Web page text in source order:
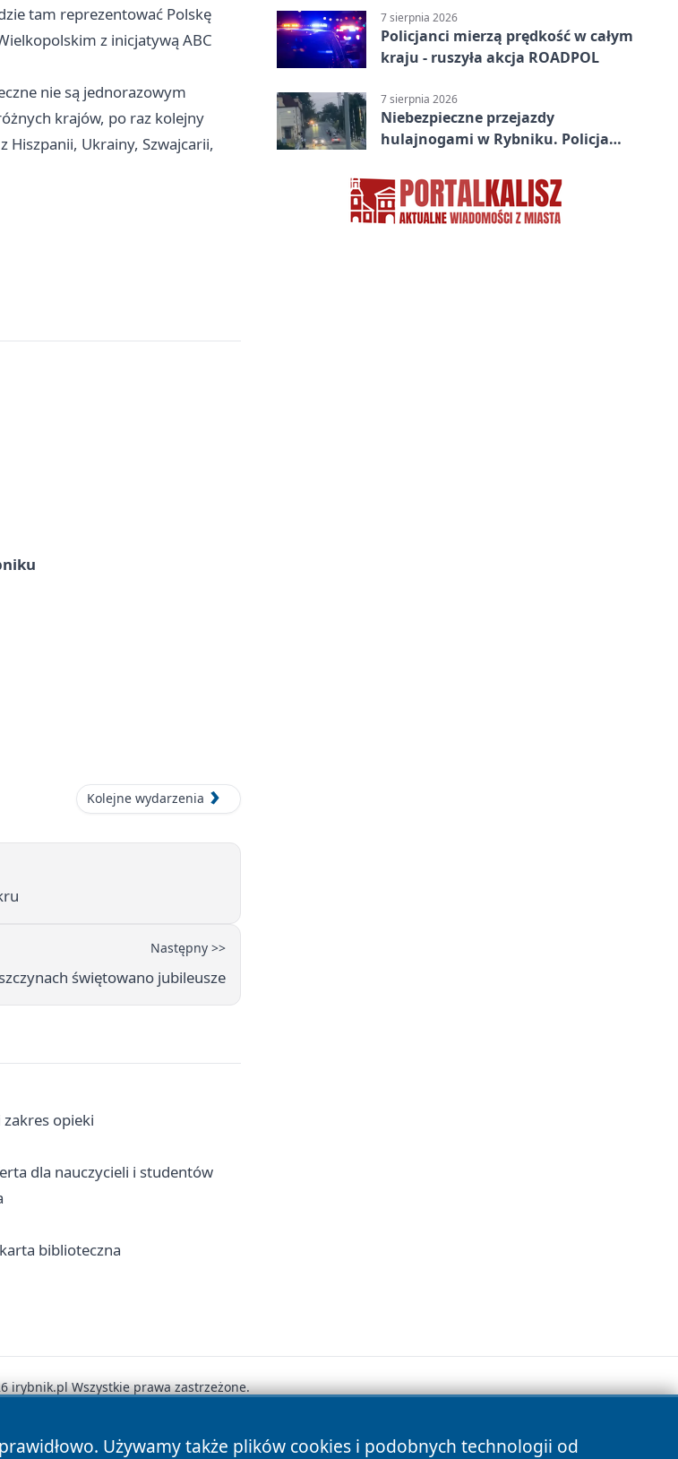
tam reprezentować Polskę
z inicjatywą ABC
nie są jednorazowym
krajów, po raz kolejny
Hiszpanii, Ukrainy, Szwajcarii,
Kolejne wydarzenia
Następny >>
świętowano jubileusze
opieki
dla nauczycieli i studentów
biblioteczna
7 sierpnia 2026
Policjanci mierzą prędkość w całym
kraju - ruszyła akcja ROADPOL
7 sierpnia 2026
Niebezpieczne przejazdy
hulajnogami w Rybniku. Policja
Używamy także plików cookies i podobnych technologii od
irybnik.pl Wszystkie prawa zastrzeżone.
Polityka Prywatności Polityka Cookies